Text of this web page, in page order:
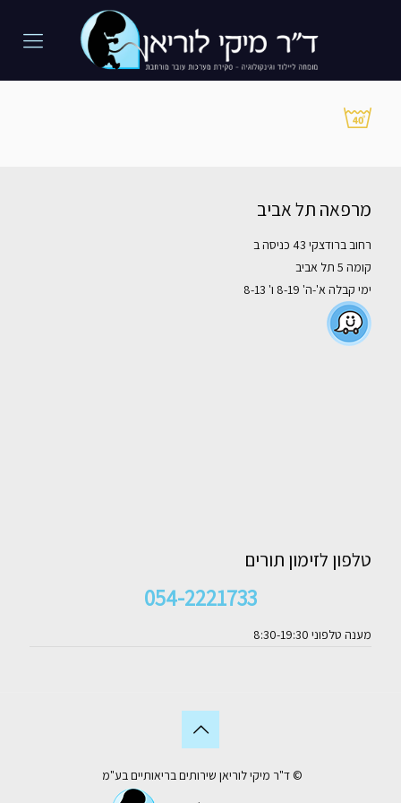
מרפאה תל אביב
רחוב ברודצקי 43 כניסה ב
קומה 5 תל אביב
ימי קבלה א'-ה' 8-19 ו' 8-13
טלפון לזימון תורים
054-2221733
מענה טלפוני 8:30-19:30
© ד"ר מיקי לוריאן שירותים בריאותיים בע"מ